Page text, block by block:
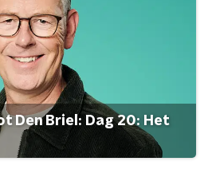
Den Briel: Dag 20: Het